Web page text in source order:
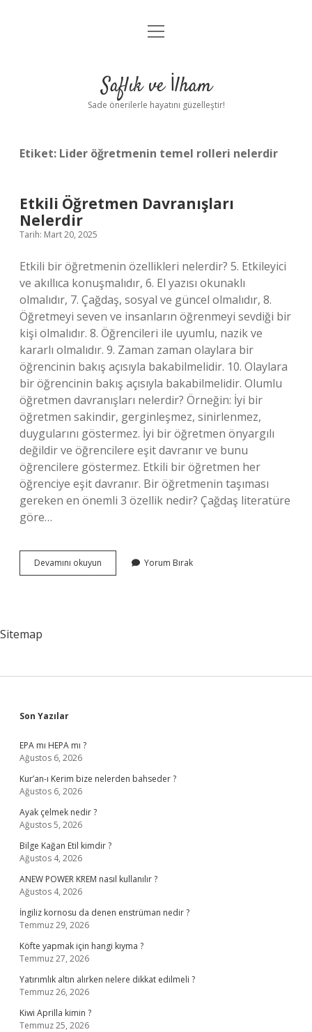
Anasayfa
Yasal Uyarı
menüyü
Saflık ve İlham
Sade önerilerle hayatını güzelleştir!
Etiket: Lider öğretmenin temel rolleri nelerdir
Etkili Öğretmen Davranışları
Nelerdir
Tarih: Mart 20, 2025
Etkili bir öğretmenin özellikleri nelerdir? 5. Etkileyici
ve akıllıca konuşmalıdır, 6. El yazısı okunaklı
olmalıdır, 7. Çağdaş, sosyal ve güncel olmalıdır, 8.
Öğretmeyi seven ve insanların öğrenmeyi sevdiği bir
kişi olmalıdır. 8. Öğrencileri ile uyumlu, nazik ve
kararlı olmalıdır. 9. Zaman zaman olaylara bir
öğrencinin bakış açısıyla bakabilmelidir. 10. Olaylara
bir öğrencinin bakış açısıyla bakabilmelidir. Olumlu
öğretmen davranışları nelerdir? Örneğin: İyi bir
öğretmen sakindir, gerginleşmez, sinirlenmez,
duygularını göstermez. İyi bir öğretmen önyargılı
değildir ve öğrencilere eşit davranır ve bunu
öğrencilere göstermez. Etkili bir öğretmen her
öğrenciye eşit davranır. Bir öğretmenin taşıması
gereken en önemli 3 özellik nedir? Çağdaş literatüre
göre…
Devamını okuyun
Öğretmen
Yorum Bırak
Sitemap
Sidebar
Son Yazılar
EPA mı HEPA mı ?
Ağustos 6, 2026
Kur’an-ı Kerim bize nelerden bahseder ?
Ağustos 6, 2026
Ayak çelmek nedir ?
Ağustos 5, 2026
Bilge Kağan Etil kimdir ?
Ağustos 4, 2026
ANEW POWER KREM nasıl kullanılır ?
Ağustos 4, 2026
İngiliz kornosu da denen enstrüman nedir ?
Temmuz 29, 2026
Köfte yapmak için hangi kıyma ?
Temmuz 27, 2026
Yatırımlık altın alırken nelere dikkat edilmeli ?
Temmuz 26, 2026
Kiwi Aprilla kimin ?
Temmuz 25, 2026